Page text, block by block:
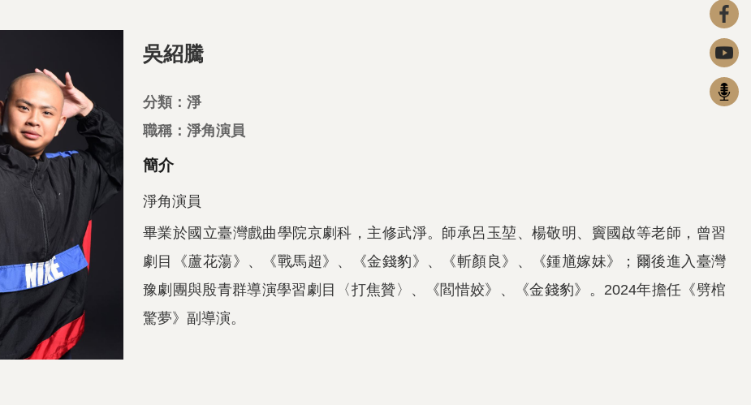
吳紹騰
分類：淨
職稱：淨角演員
簡介
淨角演員
畢業於國立臺灣戲曲學院京劇科，主修武淨。師承呂玉堃、楊敬明、竇國啟等老師，曾習
劇目《蘆花蕩》、《戰馬超》、《金錢豹》、《斬顏良》、《鍾馗嫁妹》；爾後進入臺灣
豫劇團與殷青群導演學習劇目〈打焦贊〉、《閻惜姣》、《金錢豹》。2024年擔任《劈棺
驚夢》副導演。